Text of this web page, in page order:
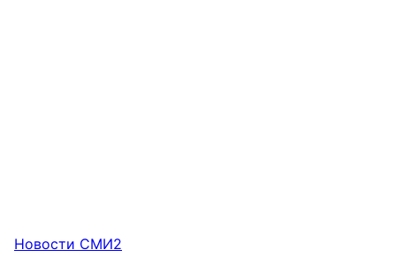
Новости СМИ2